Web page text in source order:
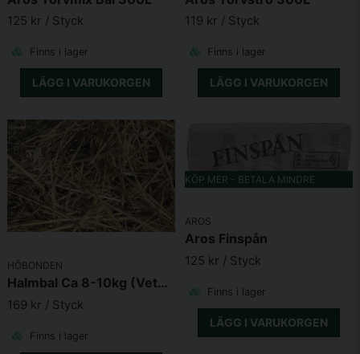
Skicka fråga
125 kr / Styck
Finns i lager
LÄGG I VARUKORGEN
119 kr / Styck
Finns i lager
LÄGG I VARUKORGEN
HÖBONDEN
Halmbal Ca 8-10kg (Vetehalm)
169 kr / Styck
Finns i lager
KÖP MER - BETALA MINDRE
AROS
Aros Finspån
125 kr / Styck
Finns i lager
LÄGG I VARUKORGEN